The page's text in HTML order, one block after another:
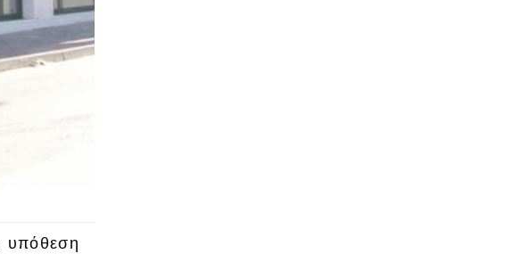
υπόθεση